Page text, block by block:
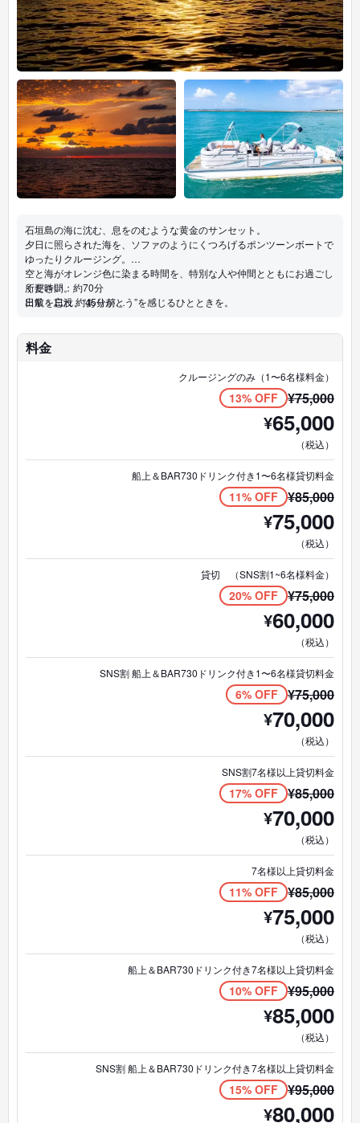
石垣島の海に沈む、息をのむような黄金のサンセット。
夕日に照らされた海を、ソファのようにくつろげるポンツーンボートで
ゆったりクルージング。
空と海がオレンジ色に染まる時間を、特別な人や仲間とともにお過ごし
ください。
日常を忘れ、“ありがとう”を感じるひとときを。
所要時間：約70分
出航：日没 約45分前
・最大12名まで
・写真撮影OK
料金
クルージングのみ（1〜6名様料金）
13% OFF ¥75,000
¥65,000
（税込）
船上＆BAR730ドリンク付き1〜6名様貸切料金
11% OFF ¥85,000
¥75,000
（税込）
貸切 （SNS割1~6名様料金）
20% OFF ¥75,000
¥60,000
（税込）
SNS割 船上＆BAR730ドリンク付き1〜6名様貸切料金
6% OFF ¥75,000
¥70,000
（税込）
SNS割7名様以上貸切料金
17% OFF ¥85,000
¥70,000
（税込）
7名様以上貸切料金
11% OFF ¥85,000
¥75,000
（税込）
船上＆BAR730ドリンク付き7名様以上貸切料金
10% OFF ¥95,000
¥85,000
（税込）
SNS割 船上＆BAR730ドリンク付き7名様以上貸切料金
15% OFF ¥95,000
¥80,000